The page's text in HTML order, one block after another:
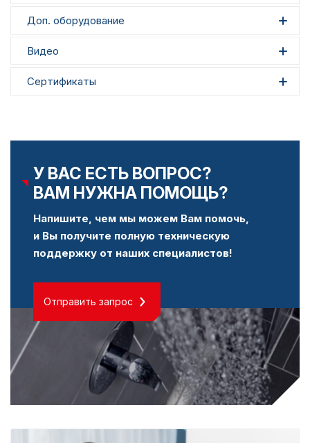
Доп. оборудование
Видео
Сертификаты
У ВАС ЕСТЬ ВОПРОС?
ВАМ НУЖНА ПОМОЩЬ?
Напишите, чем мы можем Вам помочь,
и Вы получите полную техническую
поддержку от наших специалистов!
Отправить запрос